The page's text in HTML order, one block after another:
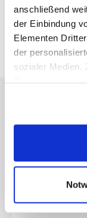
anschließend
der Einbindung
Elementen
der
sozialer Medien.
EWR sind. Ohne
Cookies und
erforderlich sind